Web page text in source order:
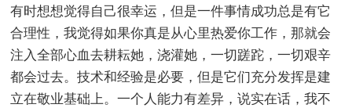
有时想想觉得自己很幸运，但是一件事情成功总是有它
合理性，我觉得如果你真是从心里热爱你工作，那就会
注入全部心血去耕耘她，浇灌她，一切蹉跎，一切艰辛
都会过去。技术和经验是必要，但是它们充分发挥是建
立在敬业基础上。一个人能力有差异，说实在话，我不